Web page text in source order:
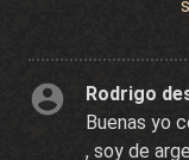
Rodrigo
Buenas yo
, soy de